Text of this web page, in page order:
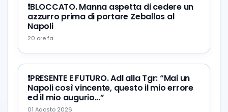
❗️BLOCCATO. Manna aspetta di cedere un
azzurro prima di portare Zeballos al
Napoli
20 ore fa
❗️PRESENTE E FUTURO. Adl alla Tgr: “Mai un
Napoli così vincente, questo il mio errore
ed il mio augurio…”
01 Agosto 2026